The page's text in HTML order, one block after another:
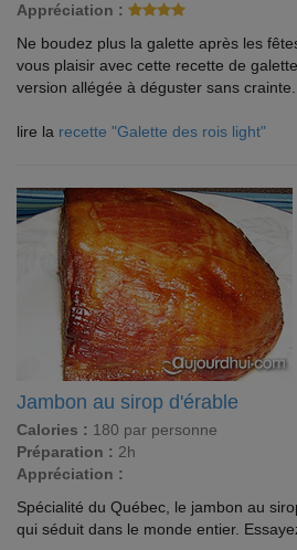
Appréciation :
Ne boudez plus la galette après les
vous plaisir avec cette recette de
version allégée à déguster sans crainte.
lire la recette "Galette des rois light"
Jambon au sirop d'érable
Calories : 180 par personne
Préparation : 2h
Appréciation :
Spécialité du Québec, le jambon au
qui séduit dans le monde entier.